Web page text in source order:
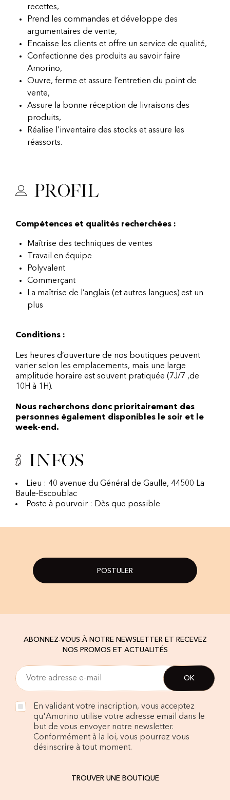
recettes,
Prend les commandes et développe des
argumentaires de vente,
Encaisse les clients et offre un service de qualité,
Confectionne des produits au savoir faire
Amorino,
Ouvre, ferme et assure l’entretien du point de
vente,
Assure la bonne réception de livraisons des
produits,
Réalise l’inventaire des stocks et assure les
réassorts.
Profil
Compétences et qualités recherchées :
Maîtrise des techniques de ventes
Travail en équipe
Polyvalent
Commerçant
La maîtrise de l’anglais (et autres langues) est un
plus
Conditions :
Les heures d’ouverture de nos boutiques peuvent
varier selon les emplacements, mais une large
amplitude horaire est souvent pratiquée (7J/7 ,de
10H à 1H).
Nous recherchons donc prioritairement des
personnes également disponibles le soir et le
week-end.
Infos
Lieu : 40 avenue du Général de Gaulle, 44500 La
Baule-Escoublac
Poste à pourvoir : Dès que possible
POSTULER
ABONNEZ-VOUS À NOTRE NEWSLETTER ET RECEVEZ
NOS PROMOS ET ACTUALITÉS
En validant votre inscription, vous acceptez
qu'Amorino utilise votre adresse email dans le
but de vous envoyer notre newsletter.
Conformément à la loi, vous pourrez vous
désinscrire à tout moment.
TROUVER UNE BOUTIQUE